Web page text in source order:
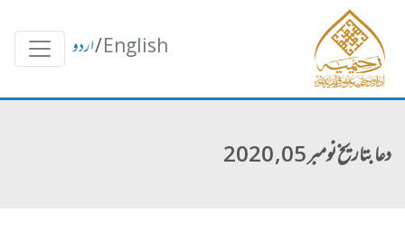
English
/اردو
دعا بتاریخ نومبر 05, 2020